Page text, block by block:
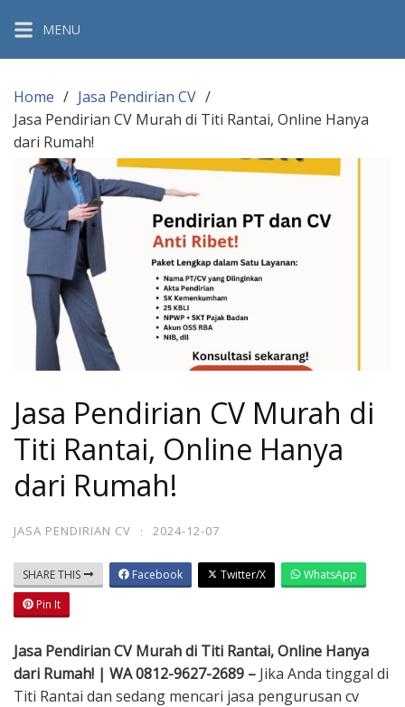
content
MENU
Home
Jasa Pendirian CV
Jasa Pendirian CV Murah di Titi Rantai, Online Hanya
dari Rumah!
Jasa Pendirian CV Murah di
Titi Rantai, Online Hanya
dari Rumah!
JASA PENDIRIAN CV · 2024-12-07
SHARE THIS Facebook Twitter/X
WhatsApp
Pin It
Jasa Pendirian CV Murah di Titi Rantai, Online Hanya
dari Rumah! | WA 0812-9627-2689 – Jika Anda tinggal di
Titi Rantai dan sedang mencari jasa pengurusan cv